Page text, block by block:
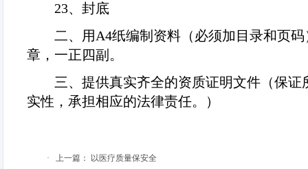
23、封底
二、用 A4纸编制资料（必须加目录和页
章，一正四副。
三、提供真实齐全的资质证明文件（保
实性，承担相应的法律责任。）
· 上一篇： 以医疗质量保安全